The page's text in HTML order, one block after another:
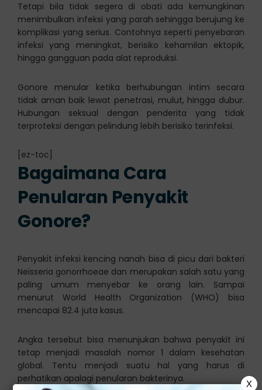
Tetapi bila tidak segera di obati ada kemungkinan
menimbulkan infeksi yang parah sehingga berujung ke
komplikasi yang serius. Contohnya seperti penyebaran
infeksi yang meningkat, berisiko kehamilan ektopik,
hingga gangguan pada alat reproduksi.
Gonore menular ketika berhubungan intim secara
tidak aman baik lewat penetrasi, mulut, hingga dubur.
Hubungan seksual dengan penderita yang tidak
terproteksi dengan pelindung lebih berisiko terinfeksi.
[ez-toc]
Bagaimana Cara
Penularan Penyakit
Gonore?
Penyakit infeksi kencing nanah bisa di picu dari bakteri
Neisseria gonorrhoeae dan merupakan salah satu yang
paling umum menyebar ke orang lain. Sampai
menurut World Health Organization (WHO) bisa
mencapai 82.4 juta kasus.
Angka tersebut bisa menunjukan bahwa penyakit ini
tetap menjadi masalah nomor 1 dalam kesehatan
global. Tentu menjadi suatu hal yang harus di
perhatikan apalagi penularan bakterinya.
X